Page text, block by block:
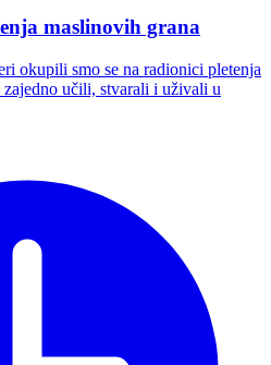
maslinovih grana
okupili smo se na radionici pletenja
učili, stvarali i uživali u